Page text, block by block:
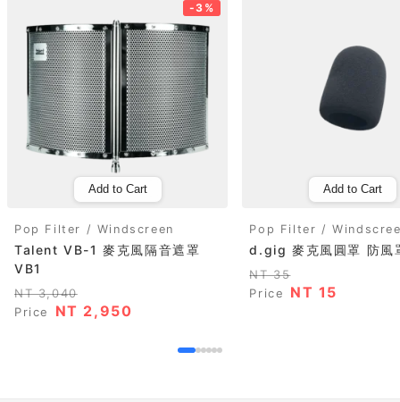
-3%
Add to Cart
Pop Filter / Windscreen
Talent VB-1 麥克風隔音遮罩
VB1
NT 3,040
Price
NT 2,950
Add to Cart
Pop Filter /
d.gig 麥克風圓罩 防風
NT 35
Price
NT 15